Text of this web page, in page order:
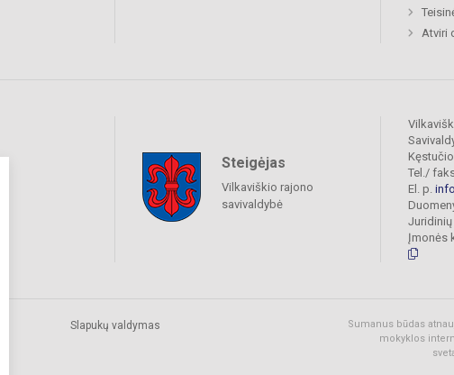
Atviri
Steigėjas
Vilkaviškio rajono
savivaldybė
Tel./
El. p.
Įmonės
Slapukų valdymas
Sumanus būdas
mokyklos